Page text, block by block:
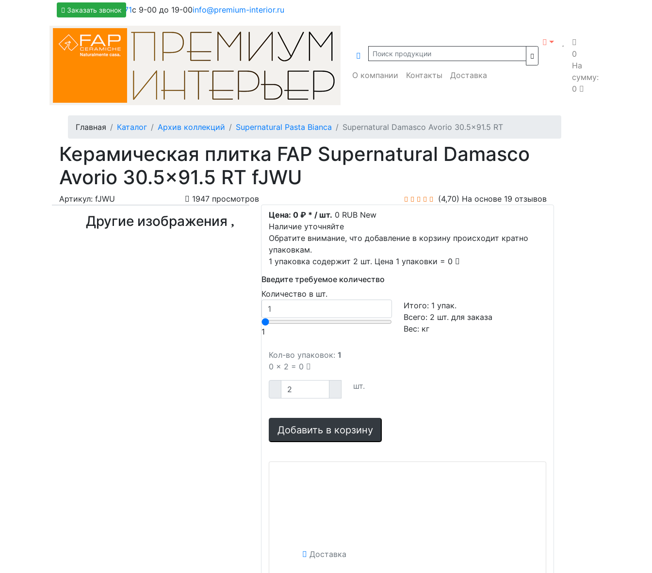
+7(800)500-1271с 9-00 до 19-00info@premium-interior.ru
Заказать звонок
О компании Контакты Доставка
0
На
сумму:
0
Главная Каталог Архив коллекций Supernatural Pasta Bianca Supernatural Damasco Avorio 30.5x91.5 RT
Керамическая плитка FAP Supernatural Damasco
Avorio 30.5x91.5 RT fJWU
Артикул: fJWU 1947 просмотров (4,70) На основе 19 отзывов
Другие изображения Цена: 0 ₽ * / шт. 0 RUB New
Наличие уточняйте
Обратите внимание, что добавление в корзину происходит кратно
упаковкам.
1 упаковка содержит 2 шт. Цена 1 упаковки = 0
Введите требуемое количество
Количество в шт.
1
Итого: 1 упак.
Всего: 2 шт. для заказа
Вес: кг
Кол-во упаковок: 1
0 x 2 = 0
шт.
Добавить в корзину
Доставка